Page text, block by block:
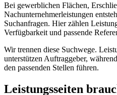
Bei gewerblichen Flächen,
Nachunternehmerleistungen
Suchanfragen. Hier zählen
Verfügbarkeit und passende
Wir trennen diese Suchwege.
unterstützen Auftraggeber,
den passenden Stellen führen.
Leistungsseiten